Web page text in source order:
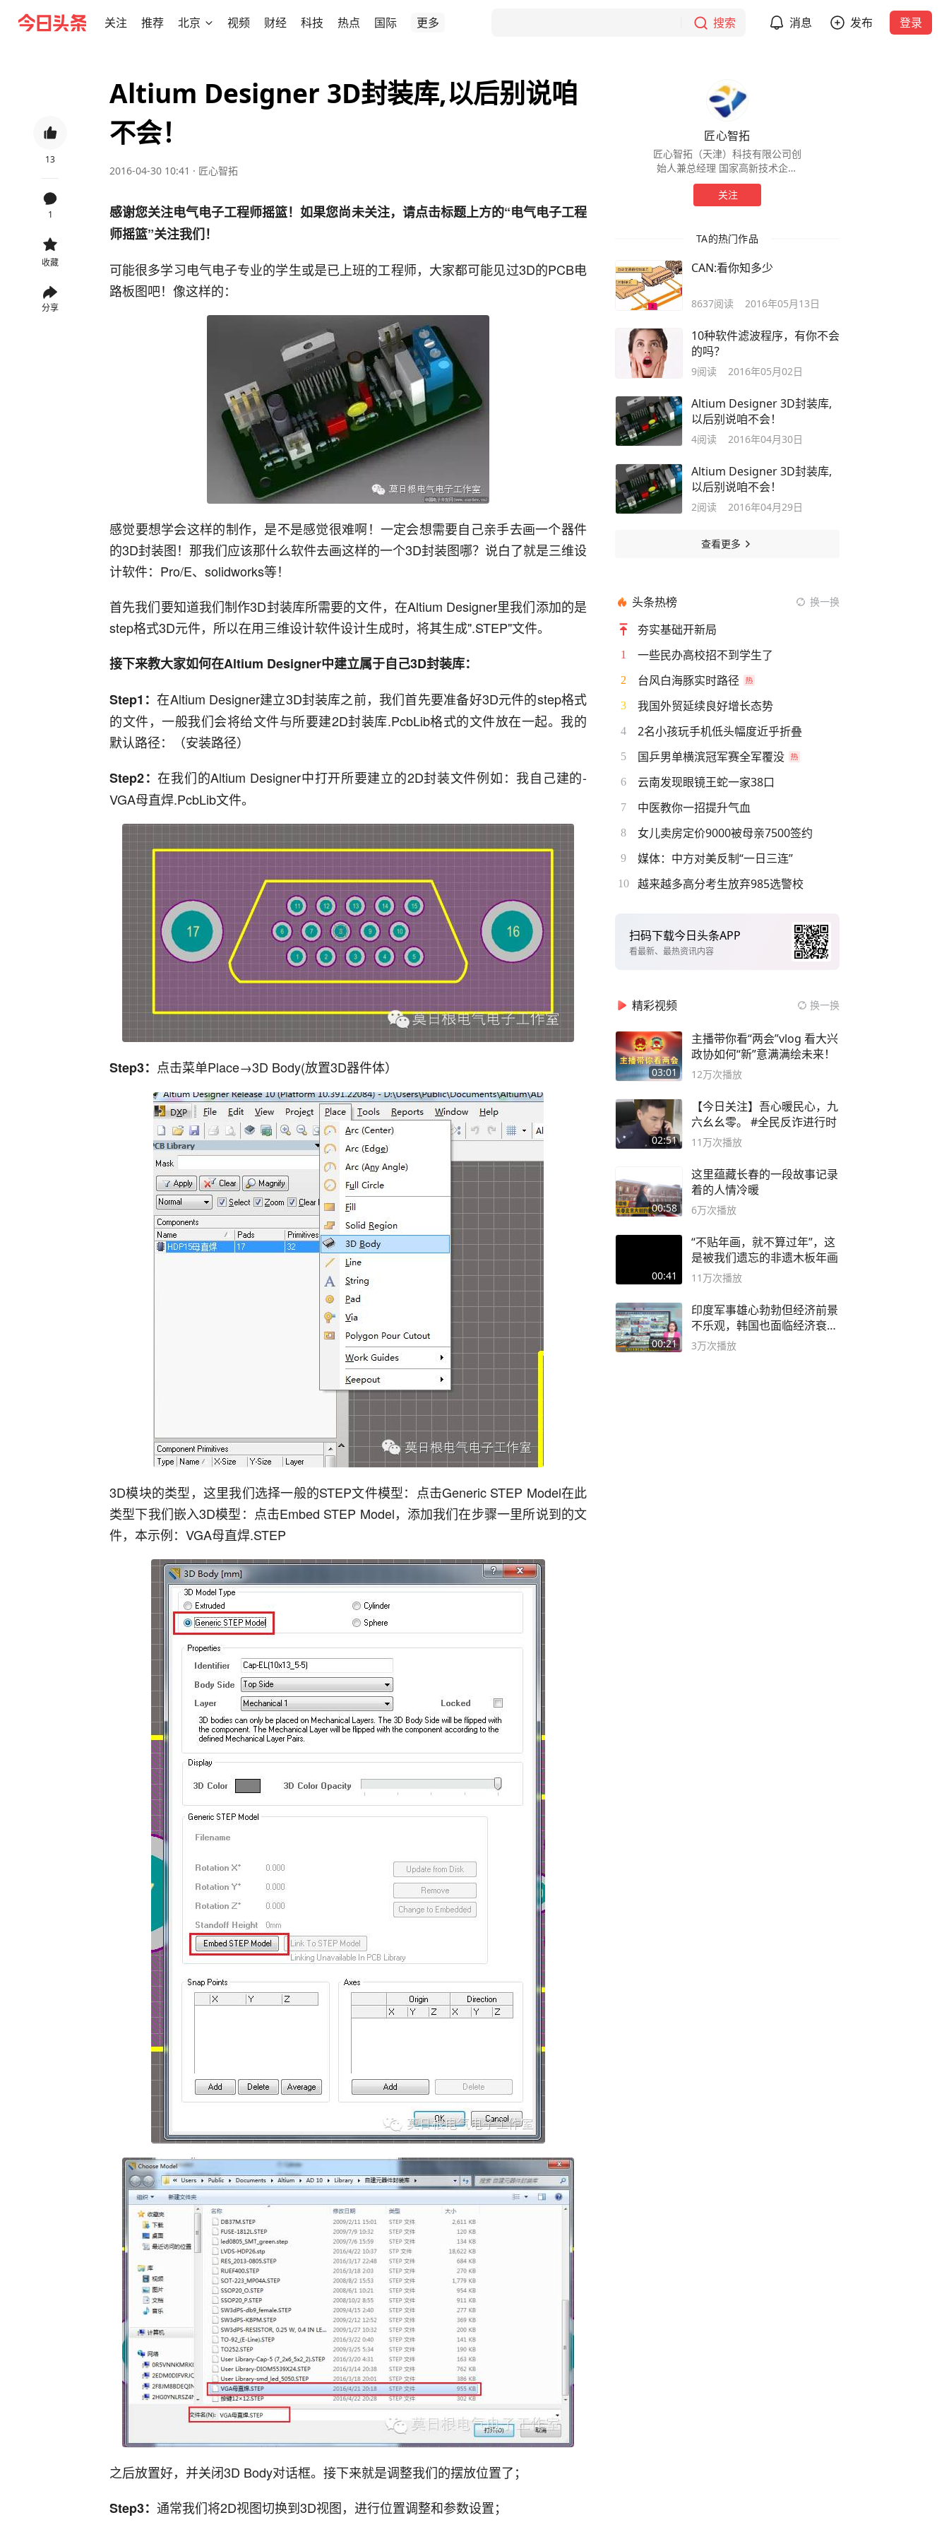
关注 推荐 北京 视频 财经 科技 热点 国际 更多 搜索 消息 发布 登录
13
1
收藏
分享
Altium Designer 3D封装库,以后别说咱
不会！
2016-04-30 10:41 · 匠心智拓
感谢您关注电气电子工程师摇篮！如果您尚未关注，请点击标题上方的“电气电子工程
师摇篮”关注我们！
可能很多学习电气电子专业的学生或是已上班的工程师，大家都可能见过3D的PCB电
路板图吧！像这样的：
感觉要想学会这样的制作，是不是感觉很难啊！一定会想需要自己亲手去画一个器件
的3D封装图！那我们应该那什么软件去画这样的一个3D封装图哪？说白了就是三维设
计软件：Pro/E、solidworks等！
首先我们要知道我们制作3D封装库所需要的文件，在Altium Designer里我们添加的是
step格式3D元件，所以在用三维设计软件设计生成时，将其生成".STEP"文件。
接下来教大家如何在Altium Designer中建立属于自己3D封装库：
Step1：在Altium Designer建立3D封装库之前，我们首先要准备好3D元件的step格式
的文件，一般我们会将给文件与所要建2D封装库.PcbLib格式的文件放在一起。我的
默认路径：（安装路径）
Step2：在我们的Altium Designer中打开所要建立的2D封装文件例如：我自己建的-
VGA母直焊.PcbLib文件。
Step3： 点击菜单Place→3D Body(放置3D器件体）
3D模块的类型，这里我们选择一般的STEP文件模型：点击Generic STEP Model在此
类型下我们嵌入3D模型：点击Embed STEP Model，添加我们在步骤一里所说到的文
件，本示例：VGA母直焊.STEP
之后放置好，并关闭3D Body对话框。接下来就是调整我们的摆放位置了；
Step3： 通常我们将2D视图切换到3D视图，进行位置调整和参数设置；
匠心智拓
匠心智拓（天津）科技有限公司创
始人兼总经理 国家高新技术企业
2018注册至今 主营：教学实训设
备、非标自动化设备、工业机器人
应用、机器AI视觉
关注
TA的热门作品
CAN:看你知多少
8637阅读 2016年05月13日
10种软件滤波程序，有你不会
的吗？
9阅读 2016年05月02日
Altium Designer 3D封装库,
以后别说咱不会！
4阅读 2016年04月30日
Altium Designer 3D封装库,
以后别说咱不会！
2阅读 2016年04月29日
查看更多
头条热榜 换一换
夯实基础开新局
1 一些民办高校招不到学生了
2 台风白海豚实时路径
3 我国外贸延续良好增长态势
4 2名小孩玩手机低头幅度近乎折叠
5 国乒男单横滨冠军赛全军覆没
6 云南发现眼镜王蛇一家38口
7 中医教你一招提升气血
8 女儿卖房定价9000被母亲7500签约
9 媒体：中方对美反制“一日三连”
10 越来越多高分考生放弃985选警校
扫码下载今日头条APP
看最新、最热资讯内容
精彩视频 换一换
03:01
主播带你看“两会”vlog 看大兴
政协如何“新”意满满绘未来！
12万次播放
02:51
【今日关注】吾心暖民心，九
六幺幺零。 #全民反诈进行时
11万次播放
00:58
这里蕴藏长春的一段故事记录
着的人情冷暖
6万次播放
00:41
“不贴年画，就不算过年”，这
是被我们遗忘的非遗木板年画
11万次播放
00:21
印度军事雄心勃勃但经济前景
不乐观，韩国也面临经济衰退
风险
3万次播放